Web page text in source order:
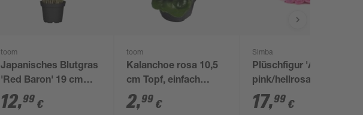
toom
Japanisches Blutgras
'Red Baron' 19 cm
Topf
12,99 €
toom
Kalanchoe rosa 10,5
cm Topf, einfach
blühend
2,99 €
Simba
Plüschfigur 'Angel'
pink/hellrosa 25 cm
17,99 €